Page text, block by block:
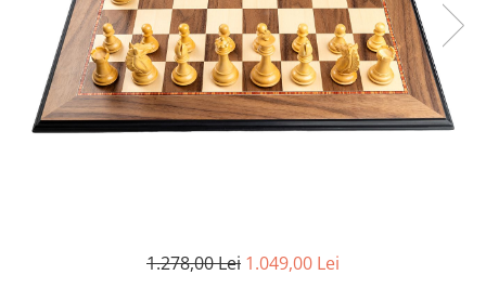
Finaluri
Instruire Generala
Instruire Generala
1.278,00 Lei 1.049,00 Lei